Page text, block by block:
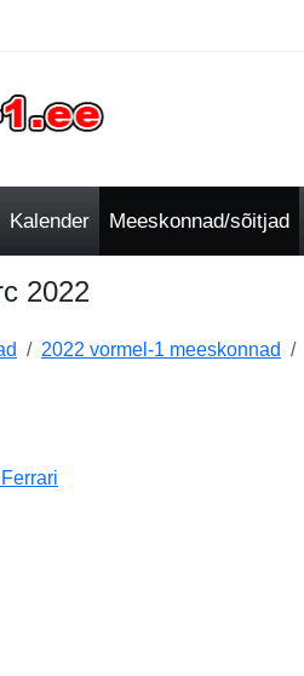
Kalender Meeskonnad/sõitjad
2022
2022 vormel-1 meeskonnad